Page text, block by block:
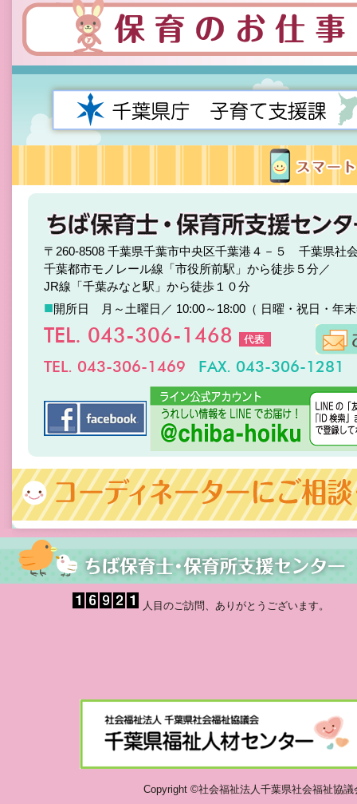
〒260-8508 千葉県千葉市中央区千葉港４－５ 千葉県社
千葉都市モノレール線「市役所前駅」から徒歩５分／
JR線「千葉みなと駅」から徒歩１０分
■開所日 月～土曜日／ 10:00～18:00（ 日曜・祝日・年
TEL. 043-306-1468
TEL. 043-306-1469 FAX. 043-306-1281
人目のご訪問、ありがとうございます。
Copyright ©社会福祉法人千葉県社会福祉協